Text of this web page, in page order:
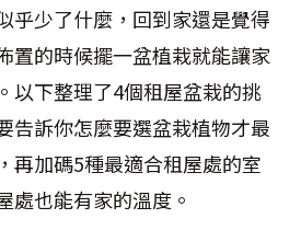
乎少了什麼，回到家還是覺得
置的時候擺一盆植栽就能讓家
以下整理了4個租屋盆栽的挑
告訴你怎麼要選盆栽植物才最
再加碼5種最適合租屋處的室
處也能有家的溫度。